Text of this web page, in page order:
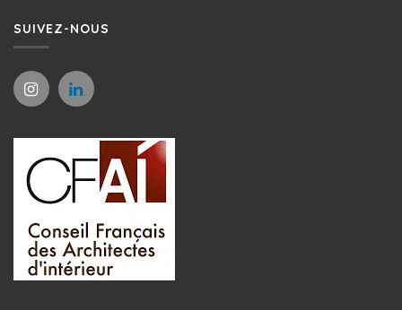
SUIVEZ-NOUS